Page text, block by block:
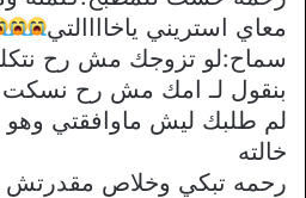
معاي استريني ياخاااالتي
سماح:لو تزوجك مش رح
بنقول لـ امك مش رح نسكت
لم طلبك ليش ماوافقتي وهو
خالته
رحمه تبكي وخلاص مقدرتش